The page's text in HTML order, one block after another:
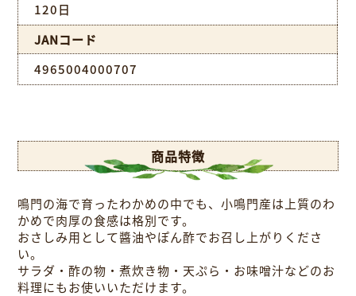
120日
JANコード
4965004000707
商品特徴
鳴門の海で育ったわかめの中でも、小鳴門産は上質のわ
かめで肉厚の食感は格別です。
おさしみ用として醬油やぽん酢でお召し上がりくださ
い。
サラダ・酢の物・煮炊き物・天ぷら・お味噌汁などのお
料理にもお使いいただけます。